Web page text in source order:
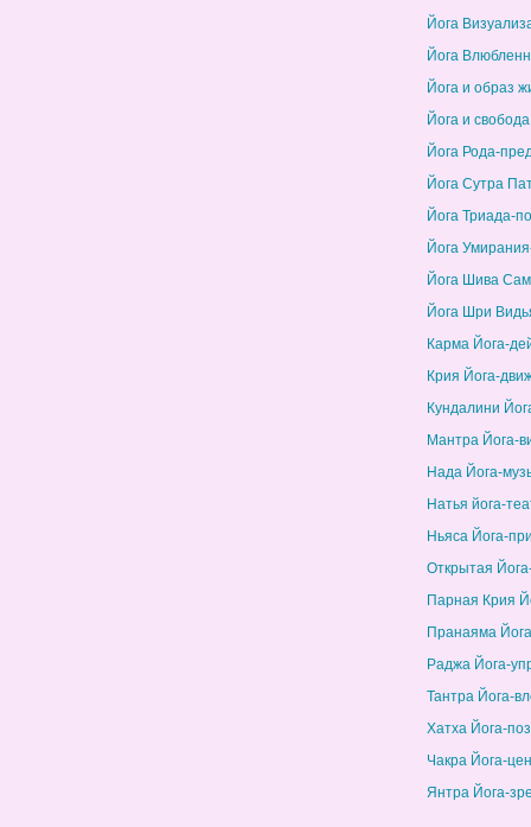
Йога
Йога
Йога и образ
Йога и свобода
Йога Рода-
Йога Сутра
Йога Триада-
Йога
Йога Шива
Йога Шри
Карма Йога-
Крия Йога-
Кундалини
Мантра Йога-
Нада Йога-
Натья йога-
Ньяса Йога-
Открытая
Парная Крия
Пранаяма
Раджа Йога-
Тантра Йога-
Хатха Йога-
Чакра Йога-
Янтра Йога-